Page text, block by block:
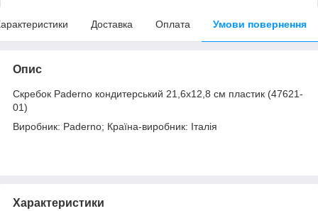
Доставка Оплата Умови повернення
Опис
Скребок Paderno кондитерський 21,6х12,8 см пластик (47621-
01)
Виробник: Paderno; Країна-виробник: Італія
Характеристики